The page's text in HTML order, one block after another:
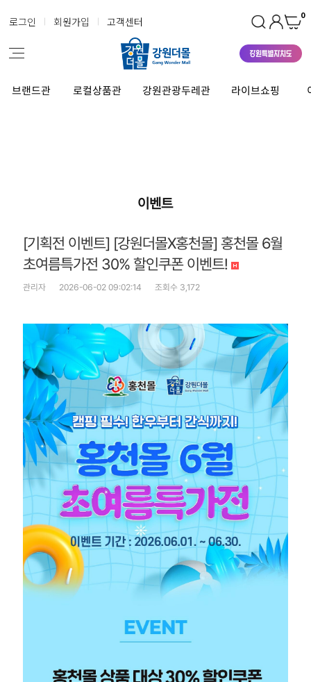
로그인 회원가입 고객센터 0
브랜드관 로컬상품관 강원관광두레관 라이브쇼핑
이벤트
[기획전 이벤트] [강원더몰X홍천몰] 홍천몰 6월
초여름특가전 30% 할인쿠폰 이벤트!
관리자 2026-06-02 09:02:14 조회수 3,172